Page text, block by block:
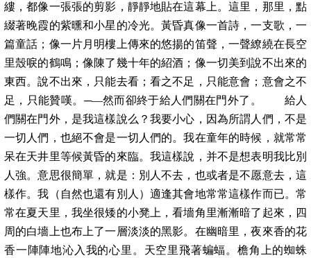
縷，都像一張張的剪影，靜靜地貼在這幕上。這里，那里，點
綴著晚霞的紫曛和小星的冷光。黃昏真像一首詩，一支歌，一
篇童話；像一片月明樓上傳來的悠揚的笛聲，一聲繚繞在長空
里殼唳的鶴鳴；像陳了幾十年的紹酒；像一切美到說不出來的
東西。說不出來，只能去看；看之不足，只能意會；意會之不
足，只能贊嘆。─—然而卻終于給人們關在門外了。 給人
們關在門外，是我這樣說么？我要小心，因為所謂人們，不是
一切人們，也絕不會是一切人們的。我在童年的時候，就常常
呆在天井里等候黃昏的來臨。我這樣說，并不是想表明我比別
人強。意思很簡單，就是：別人不去，也或者是不愿意去，這
樣作。我（自然也還有別人）適逢其會地常常這樣作而已。常
常在夏天里，我坐很矮的小凳上，看墻角里漸漸暗了起來，四
周的白墻上也布上了一層淡淡的黑影。在幽暗里，夜來香的花
香一陣陣地沁入我的心里。天空里飛著蝙蝠。檐角上的蜘蛛